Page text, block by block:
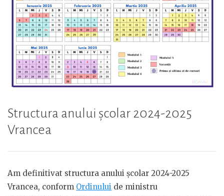
Structura anului școlar 2024-2025
Vrancea
Am definitivat structura anului școlar 2024-2025
Vrancea, conform Ordinului de ministru